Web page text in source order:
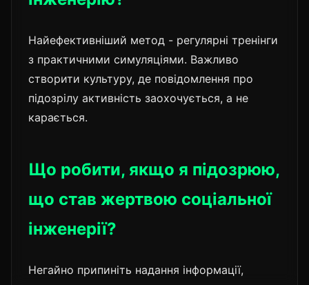
Найефективніший метод - регулярні тренінги
з практичними симуляціями. Важливо
створити культуру, де повідомлення про
підозрілу активність заохочується, а не
карається.
Що робити, якщо я підозрюю,
що став жертвою соціальної
інженерії?
Негайно припиніть надання інформації,